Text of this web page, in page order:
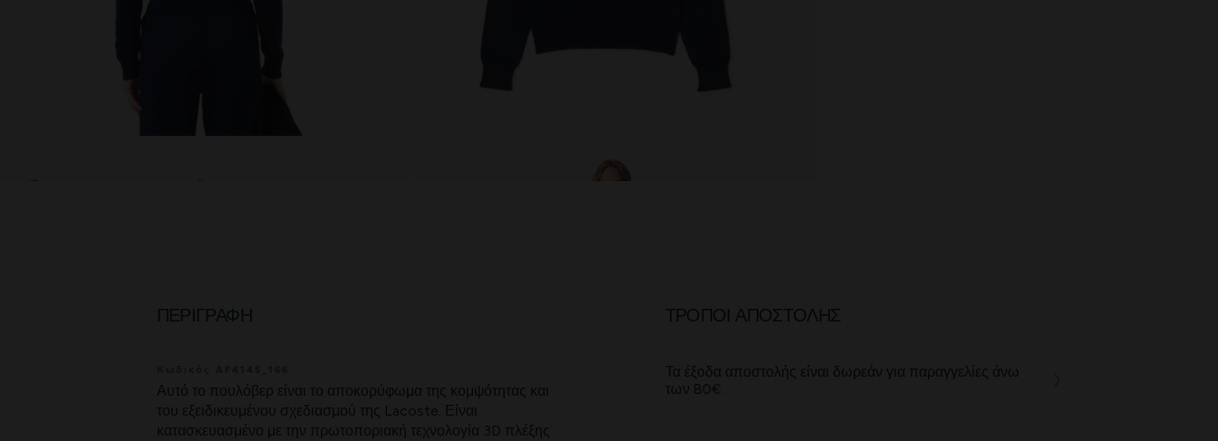
ΠΕΡΙΓΡΑΦΉ
Αυτό το πουλόβερ είναι το αποκορύφωμα της κομψότητας και
του εξειδικευμένου σχεδιασμού της Lacoste. Είναι
κατασκευασμένο με την πρωτοποριακή τεχνολογία 3D πλέξης
ΤΡΌΠΟΙ ΑΠΟΣΤΟΛΉΣ
Τα έξοδα αποστολής είναι δωρεάν για παραγγελίες άνω
των 80€.